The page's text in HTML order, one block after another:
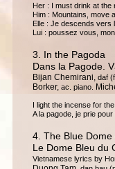
Her : I must drink at the
Him : Mountains, move
Elle : Je descends vers
Lui : poussez vous,
3. In the Pagoda
Dans la Pagode.
Bijan Chemirani, daf
Borker, ac. piano.
I light the incense for
A la pagode, je prie
4. The Blue Dome
Le Dome Bleu du
Vietnamese lyrics by